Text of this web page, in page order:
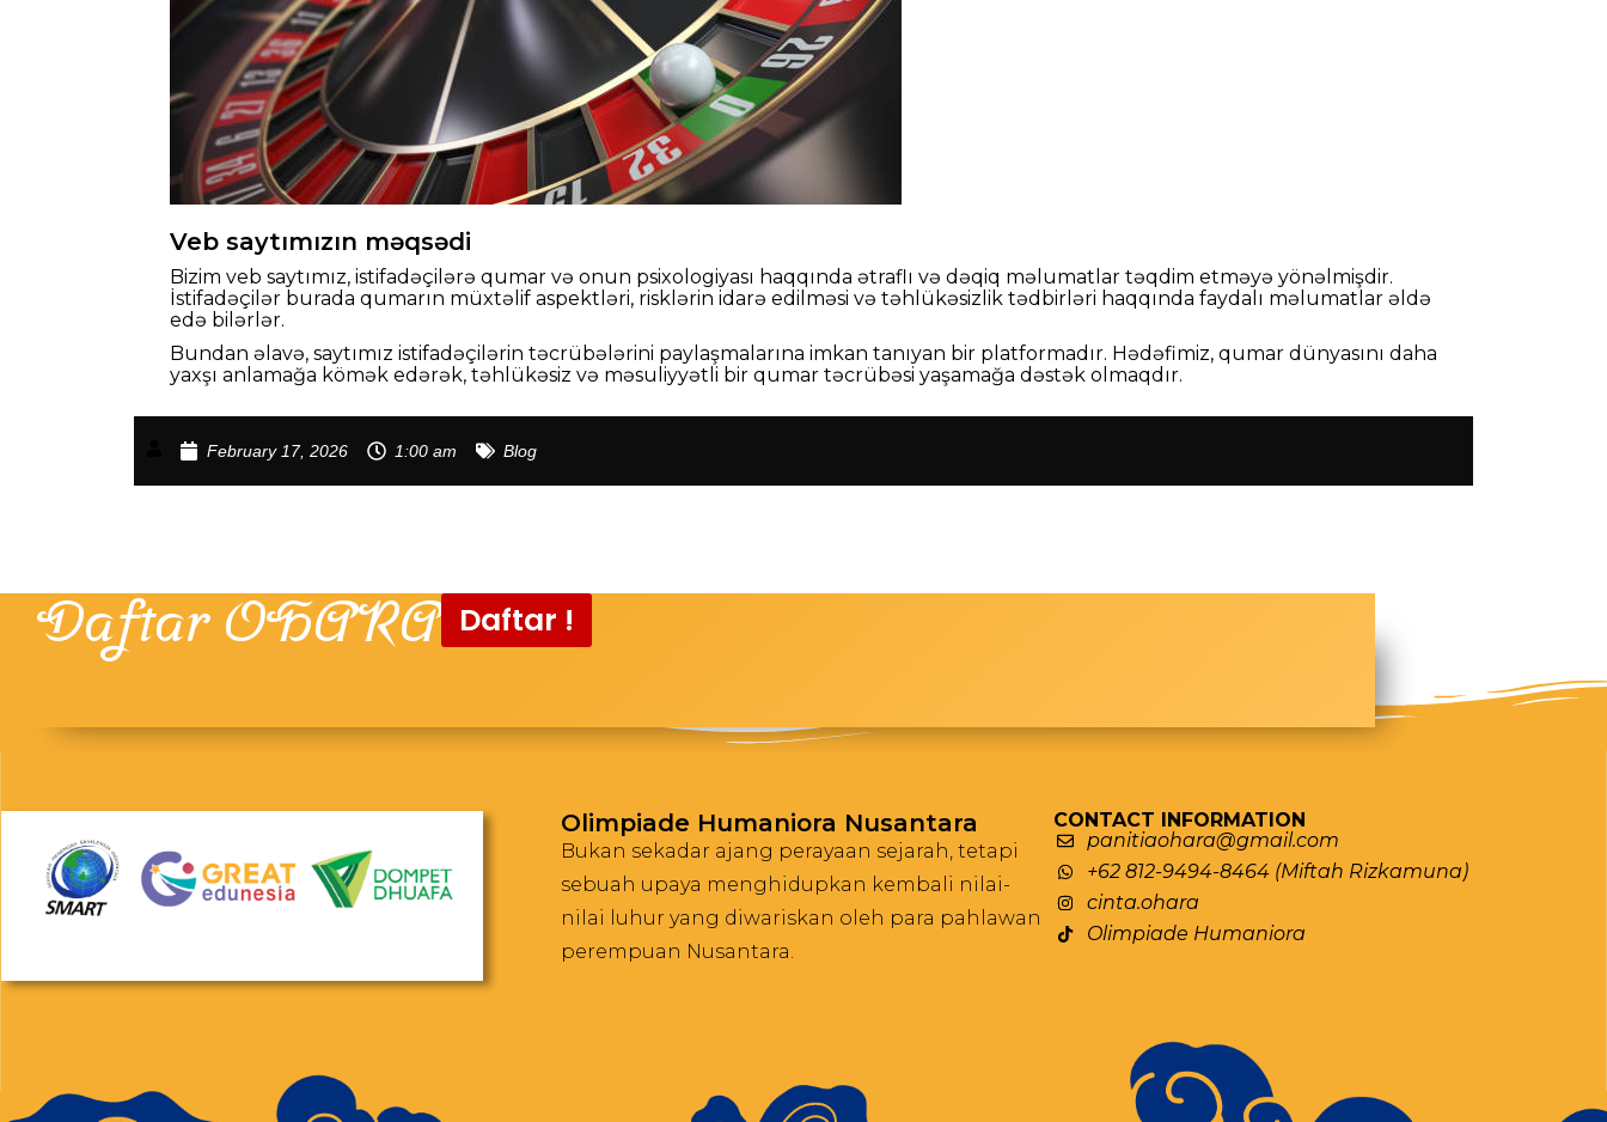
Veb saytımızın məqsədi
Bizim veb saytımız, istifadəçilərə qumar və onun psixologiyası haqqında ətraflı və dəqiq məlumatlar təqdim etməyə yönəlmişdir.
İstifadəçilər burada qumarın müxtəlif aspektləri, risklərin idarə edilməsi və təhlükəsizlik tədbirləri haqqında faydalı məlumatlar əldə
edə bilərlər.
Bundan əlavə, saytımız istifadəçilərin təcrübələrini paylaşmalarına imkan tanıyan bir platformadır. Hədəfimiz, qumar dünyasını daha
yaxşı anlamağa kömək edərək, təhlükəsiz və məsuliyyətli bir qumar təcrübəsi yaşamağa dəstək olmaqdır.
February 17, 2026 1:00 am Blog
Daftar OHARA Daftar !
Olimpiade Humaniora Nusantara
Bukan sekadar ajang perayaan sejarah, tetapi
sebuah upaya menghidupkan kembali nilai-
nilai luhur yang diwariskan oleh para pahlawan
perempuan Nusantara.
CONTACT INFORMATION
panitiaohara@gmail.com
+62 812-9494-8464 (Miftah Rizkamuna)
cinta.ohara
Olimpiade Humaniora